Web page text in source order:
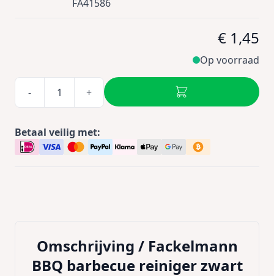
FA41586
€ 1,45
Op voorraad
- +
Betaal veilig met:
Omschrijving / Fackelmann
BBQ barbecue reiniger zwart